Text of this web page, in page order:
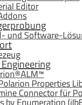
Editor
und Software-
Properties
Connector für
by Enumeration